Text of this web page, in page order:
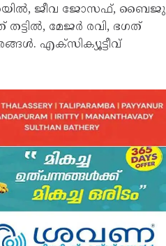
ജീവ ജോസഫ്, ബൈജു
മേജർ രവി, ഭഗത്
എക്സിക്യൂട്ടീവ്